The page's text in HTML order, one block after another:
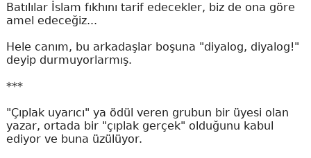
Batılılar İslam fıkhını tarif edecekler, biz de ona göre
amel edeceğiz...
Hele canım, bu arkadaşlar boşuna "diyalog, diyalog!"
deyip durmuyorlarmış.
***
"Çıplak uyarıcı" ya ödül veren grubun bir üyesi olan
yazar, ortada bir "çıplak gerçek" olduğunu kabul
ediyor ve buna üzülüyor.